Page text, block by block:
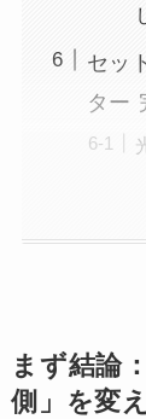
セッ
ター
まず結論
側」を変